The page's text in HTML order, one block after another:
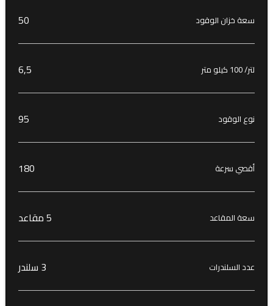
سعة خزان الوقود 50
لتر/ 100 كيلو متر 6٫5
نوع الوقود 95
أقصي سرعة 180
سعة المقاعد 5 مقاعد
عدد السلندرات 3 سلندر